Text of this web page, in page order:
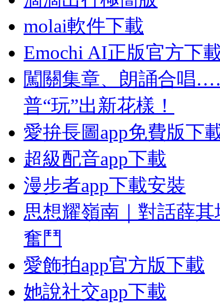
molai軟件下載
Emochi AI正版官方下
闖關集章、朗誦合唱
普“玩”出新花樣！
愛拚長圖app免費版下
超級配音app下載
漫步者app下載安裝
思想耀嶺南｜對話薛
奮鬥
愛飾拍app官方版下載
她說社交app下載